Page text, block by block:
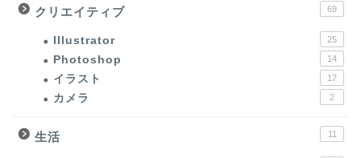
クリエイティブ 69
Illustrator 25
Photoshop 14
イラスト 17
カメラ 2
生活 11